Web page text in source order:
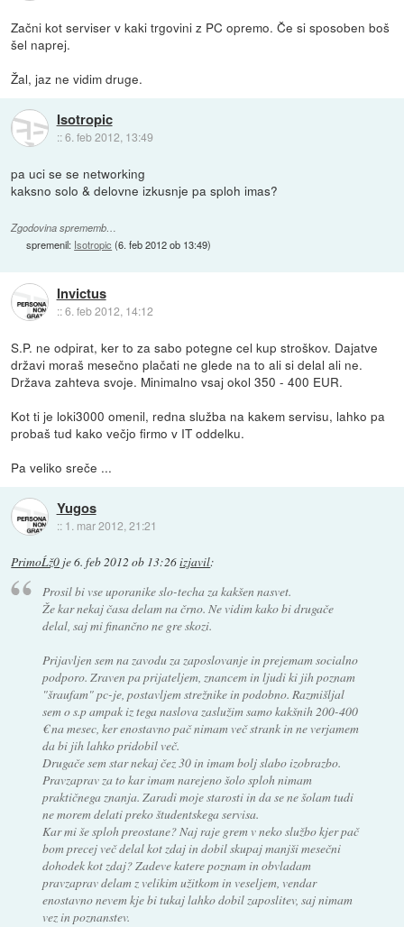
Začni kot serviser v kaki trgovini z PC opremo. Če si sposoben boš
šel naprej.
Žal, jaz ne vidim druge.
Isotropic
::6. feb 2012, 13:49
pa uci se se networking
kaksno solo & delovne izkusnje pa sploh imas?
Zgodovina sprememb…
spremenil: Isotropic (6. feb 2012 ob 13:49)
Invictus
::6. feb 2012, 14:12
S.P. ne odpirat, ker to za sabo potegne cel kup stroškov. Dajatve
državi moraš mesečno plačati ne glede na to ali si delal ali ne.
Država zahteva svoje. Minimalno vsaj okol 350 - 400 EUR.
Kot ti je loki3000 omenil, redna služba na kakem servisu, lahko pa
probaš tud kako večjo firmo v IT oddelku.
Pa veliko sreče ...
Yugos
:: 1. mar 2012, 21:21
PrimoĹž0 je6. feb 2012 ob 13:26izjavil:
Prosil bi vse uporanike slo-techa za kakšen nasvet.
Že kar nekaj časa delam na črno. Ne vidim kako bi drugače
delal, saj mi finančno ne gre skozi.
Prijavljen sem na zavodu za zaposlovanje in prejemam socialno
podporo. Zraven pa prijateljem, znancem in ljudi ki jih poznam
"šraufam" pc-je, postavljem strežnike in podobno. Razmišljal
sem o s.p ampak iz tega naslova zaslužim samo kakšnih 200-400
€ na mesec, ker enostavno pač nimam več strank in ne verjamem
da bi jih lahko pridobil več.
Drugače sem star nekaj čez 30 in imam bolj slabo izobrazbo.
Pravzaprav za to kar imam narejeno šolo sploh nimam
praktičnega znanja. Zaradi moje starosti in da se ne šolam tudi
ne morem delati preko študentskega servisa.
Kar mi še sploh preostane? Naj raje grem v neko službo kjer pač
bom precej več delal kot zdaj in dobil skupaj manjši mesečni
dohodek kot zdaj? Zadeve katere poznam in obvladam
pravzaprav delam z velikim užitkom in veseljem, vendar
enostavno nevem kje bi tukaj lahko dobil zaposlitev, saj nimam
vez in poznanstev.